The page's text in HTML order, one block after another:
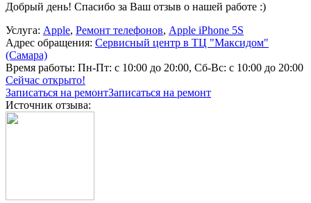
Добрый день! Спасибо за Ваш отзыв о нашей работе :)
Услуга: Apple, Ремонт телефонов, Apple iPhone 5S
Адрес обращения: Сервисный центр в ТЦ "Максидом"
(Самара)
Время работы: Пн-Пт: с 10:00 до 20:00, Сб-Вс: с 10:00 до 20:00
Сейчас открыто!
Записаться на ремонтЗаписаться на ремонт
Источник отзыва: